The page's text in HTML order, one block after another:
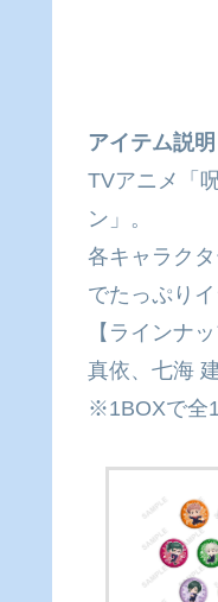
アイテム説明
TVアニメ「
ン」。
各キャラク
でたっぷり
【ラインナ
真依、七海
※1BOXで全